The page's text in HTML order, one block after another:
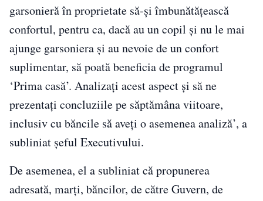
garsonieră în proprietate să-şi îmbunătăţească
confortul, pentru ca, dacă au un copil şi nu le mai
ajunge garsoniera şi au nevoie de un confort
suplimentar, să poată beneficia de programul
‘Prima casă’. Analizaţi acest aspect şi să ne
prezentaţi concluziile pe săptămâna viitoare,
inclusiv cu băncile să aveţi o asemenea analiză’, a
subliniat şeful Executivului.
De asemenea, el a subliniat că propunerea
adresată, marţi, băncilor, de către Guvern, de